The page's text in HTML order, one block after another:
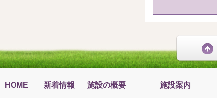
HOME 新着情報 施設の概要 施設案内